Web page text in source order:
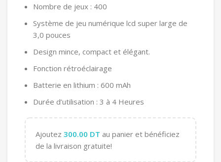
Nombre de jeux : 400
Système de jeu numérique lcd super large de
3,0 pouces
Design mince, compact et élégant.
Fonction rétroéclairage
Batterie en lithium : 600 mAh
Durée d’utilisation : 3 à 4 Heures
Ajoutez 300.00 DT au panier et bénéficiez
de la livraison gratuite!